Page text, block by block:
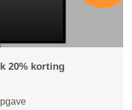
20% korting